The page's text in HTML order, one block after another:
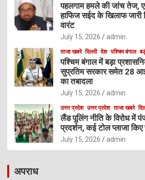
पहलगाम हमले की जांच तेज,
हाफिज सईद के खिलाफ जारी
वारंट
July 15, 2026 admin
ताजा खबरे दिल्ली देश पश्चिम बंगाल
पश्चिम बंगाल में बड़ा
सुप्रतिम सरकार समेत 28
का तबादला
July 15, 2026 admin
उत्तर प्रदेश उत्तर प्रदेश ताजा खबरे
लैंड पूलिंग नीति के विरोध में
प्रदर्शन, कई टोल प्लाजा किए
July 15, 2026 admin
अपराध